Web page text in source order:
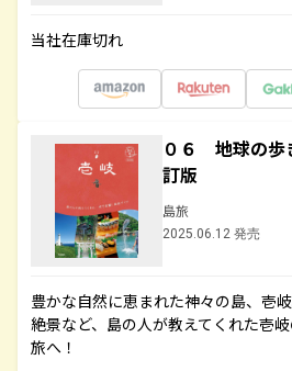
当社在庫切れ
０６ 地球の
訂版
島旅
2025.06.12 発売
豊かな自然に恵まれた神々の島、壱
絶景など、島の人が教えてくれた壱
旅へ！